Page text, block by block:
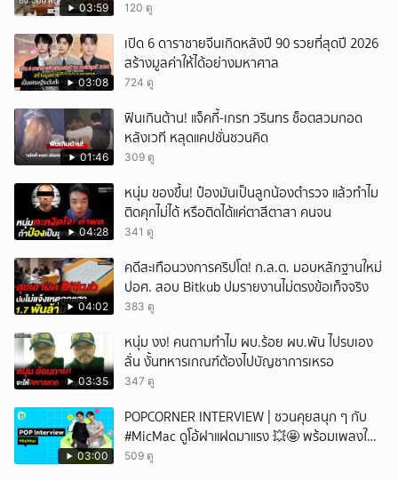
03:59 120 ดู
03:08
เปิด 6 ดาราชายจีนเกิดหลังปี 90 รวยที่สุดปี 2026
สร้างมูลค่าให้ได้อย่างมหาศาล
724 ดู
01:46
ฟินเกินต้าน! แจ็คกี้-เกรท วรินทร ช็อตสวมกอด
หลังเวที หลุดแคปชั่นชวนคิด
309 ดู
04:28
หนุ่ม ของขึ้น! ป๋องมันเป็นลูกน้องตำรวจ แล้วทำไม
ติดคุกไม่ได้ หรือติดได้แค่ตาสีตาสา คนจน
341 ดู
04:02
คดีสะเทือนวงการคริปโต! ก.ล.ต. มอบหลักฐานใหม่
ปอศ. สอบ Bitkub ปมรายงานไม่ตรงข้อเท็จจริง
383 ดู
03:35
หนุ่ม งง! คนถามทำไม ผบ.ร้อย ผบ.พัน ไปรบเอง
ลั่น งั้นทหารเกณฑ์ต้องไปบัญชาการเหรอ
347 ดู
03:00
POPCORNER INTERVIEW | ชวนคุยสนุก ๆ กับ
#MicMac ดูโอ้ฝาแฝดมาแรง 💥🤩 พร้อมเพลงใหม่
สุดเพราะ 'WORKING U' ✨
509 ดู